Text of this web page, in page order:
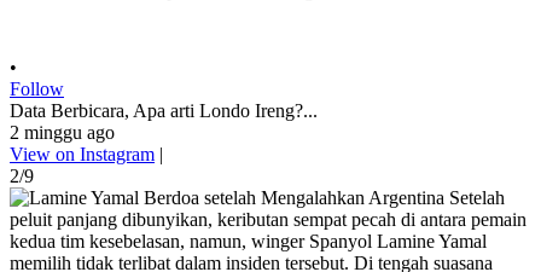
•
Follow
Data Berbicara, Apa arti Londo Ireng?...
2 minggu ago
View on Instagram |
2/9